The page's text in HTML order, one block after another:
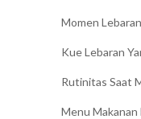
Momen
Kue Lebaran
Rutinitas Saat
Menu Makanan